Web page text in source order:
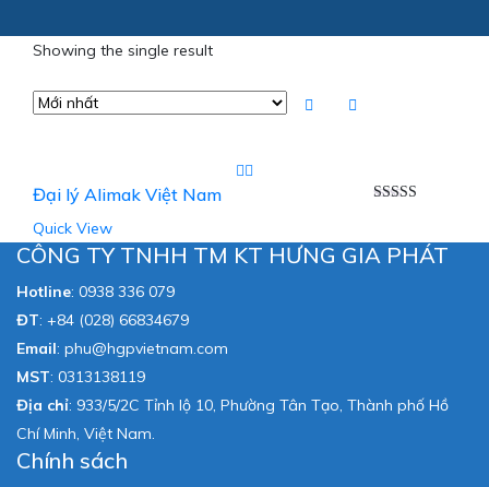
Showing the single result
sao
Đại lý Alimak Việt Nam
Quick View
CÔNG TY TNHH TM KT HƯNG GIA PHÁT
Hotline: 0938 336 079
ĐT: +84 (028) 66834679
Email: phu@hgpvietnam.com
MST: 0313138119
Địa chỉ: 933/5/2C Tỉnh lộ 10, Phường Tân Tạo, Thành phố Hồ
Chí Minh, Việt Nam.
Chính sách